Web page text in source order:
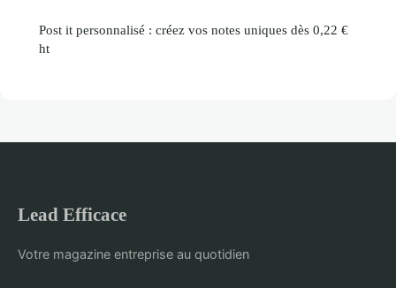
Post it personnalisé : créez vos notes uniques dès 0,22 €
ht
Lead Efficace
Votre magazine entreprise au quotidien